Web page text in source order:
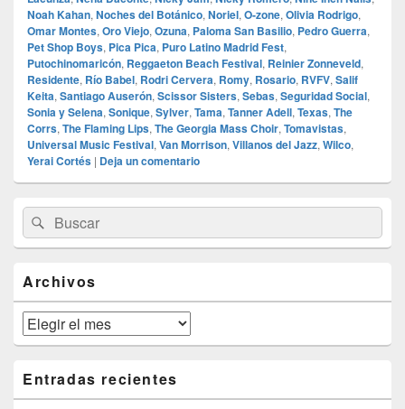
Noah Kahan, Noches del Botánico, Noriel, O‑zone, Olivia Rodrigo,
Omar Montes, Oro Viejo, Ozuna, Paloma San Basilio, Pedro Guerra,
Pet Shop Boys, Pica Pica, Puro Latino Madrid Fest,
Putochinomaricón, Reggaeton Beach Festival, Reinier Zonneveld,
Residente, Río Babel, Rodri Cervera, Romy, Rosario, RVFV, Salif
Keita, Santiago Auserón, Scissor Sisters, Sebas, Seguridad Social,
Sonia y Selena, Sonique, Sylver, Tama, Tanner Adell, Texas, The
Corrs, The Flaming Lips, The Georgia Mass Choir, Tomavistas,
Universal Music Festival, Van Morrison, Villanos del Jazz, Wilco,
Yerai Cortés | Deja un comentario
área
de
widget
lateral
primaria
Buscar
por:
Buscar
Archivos
Archivos
Entradas recientes